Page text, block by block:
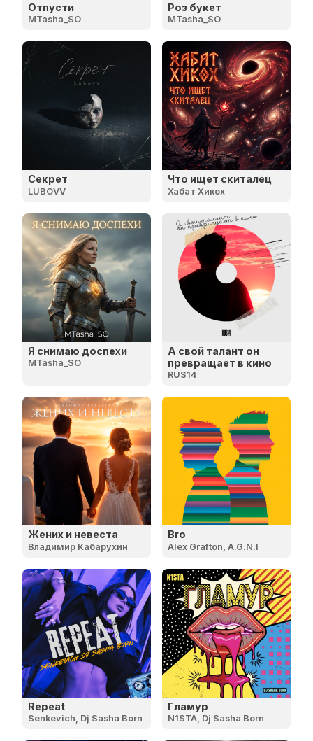
Отпусти
MTasha_SO
Роз букет
MTasha_SO
Секрет
LUBOVV
Что ищет скиталец
Хабат Хикох
Я снимаю доспехи
MTasha_SO
А свой талант он
превращает в кино
RUS14
Жених и невеста
Владимир Кабарухин
Bro
Alex Grafton, A.G.N.I
Repeat
Senkevich, Dj Sasha Born
Гламур
N1STA, Dj Sasha Born